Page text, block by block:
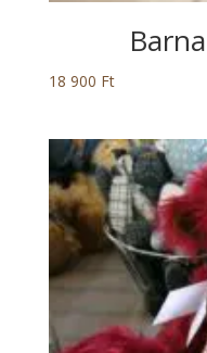
18 900 Ft